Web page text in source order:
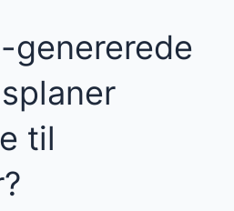
genererede
til